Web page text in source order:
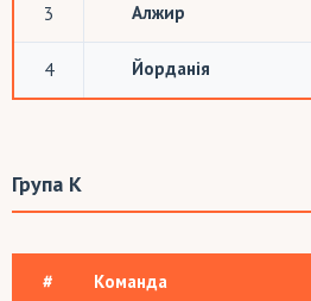
3 Алжир
4 Йорданія
Група K
# Команда